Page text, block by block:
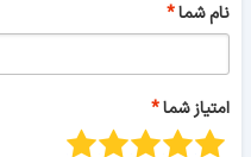
نام شما
امتیاز شما